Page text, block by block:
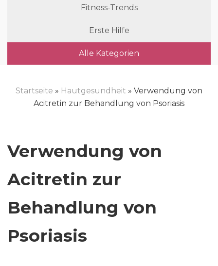
Fitness-Trends
Erste Hilfe
Alle Kategorien
Startseite » Hautgesundheit » Verwendung von
Acitretin zur Behandlung von Psoriasis
Verwendung von
Acitretin zur
Behandlung von
Psoriasis